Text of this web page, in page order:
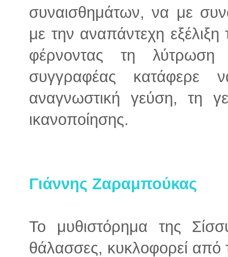
συναισθημάτων, να με
με την αναπάντεχη
φέρνοντας τη
συγγραφέας κατάφερε
αναγνωστική γεύση, τη
ικανοποίησης.
Γιάννης Ζαραμπούκας
Το μυθιστόρημα της
θάλασσες, κυκλοφορεί από